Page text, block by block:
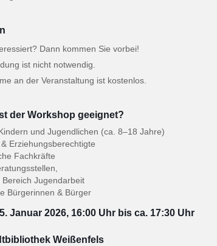
Dann kommen Sie vorbei!
ist nicht notwendig.
an der Veranstaltung ist kostenlos.
der Workshop geeignet?
und Jugendlichen (ca. 8–18 Jahre)
Erziehungsberechtigte
Fachkräfte
Bereich Jugendarbeit
Bürgerinnen & Bürger
Januar 2026, 16:00 Uhr bis ca. 17:30 Uhr
Weißenfels